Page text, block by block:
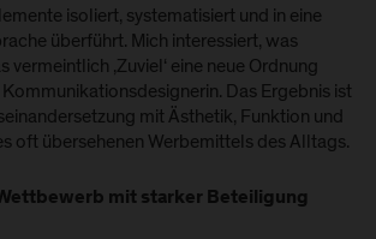
isoliert, systematisiert und in eine
überführt. Mich interessiert, was
vermeintlich ‚Zuviel‘ eine neue Ordnung
Das Ergebnis ist
mit Ästhetik, Funktion und
oft übersehenen Werbemittels des Alltags.
mit starker Beteiligung